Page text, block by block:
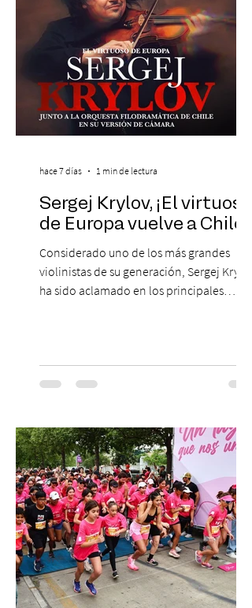
de obras que transformaron l
Sergej Krylov, ¡El virtuoso
de Europa vuelve a Chile!
Considerado uno de los más grandes
violinistas de su generación, Sergej Krylov
ha sido aclamado en los principales
escenario del Teatro CA660 para
protagonizar una velada extraordinaria
Las Cuatro Estaciones de Antonio Vivaldi y
Las Cuatro Estaciones Porteñas de Astor
Piazzolla. Déja
hace 7 días 1 min de lectura